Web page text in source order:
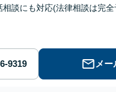
相談にも対応(法律相談は完
メ